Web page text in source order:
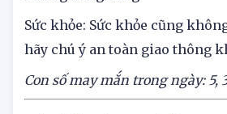
Sức khỏe: Sức khỏe cũng
hãy chú ý an toàn giao thông
Con số may mắn trong ngày: 5,